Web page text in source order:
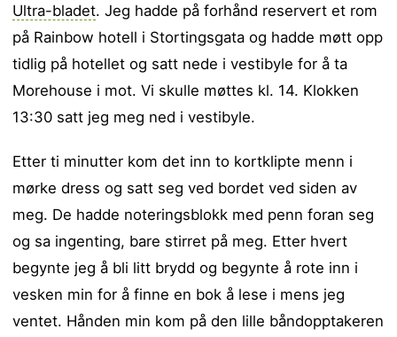
Ultra-bladet. Jeg hadde på forhånd reservert et rom
på Rainbow hotell i Stortingsgata og hadde møtt opp
tidlig på hotellet og satt nede i vestibyle for å ta
Morehouse i mot. Vi skulle møttes kl. 14. Klokken
13:30 satt jeg meg ned i vestibyle.
Etter ti minutter kom det inn to kortklipte menn i
mørke dress og satt seg ved bordet ved siden av
meg. De hadde noteringsblokk med penn foran seg
og sa ingenting, bare stirret på meg. Etter hvert
begynte jeg å bli litt brydd og begynte å rote inn i
vesken min for å finne en bok å lese i mens jeg
ventet. Hånden min kom på den lille båndopptakeren